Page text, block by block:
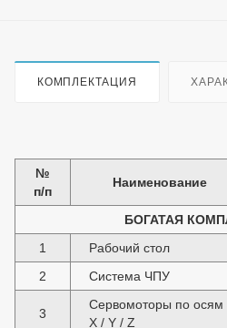
КОМПЛЕКТАЦИЯ
№
п/п
Наименование
БОГАТАЯ
1
Рабочий стол
2
Система ЧПУ
3
Сервомоторы по осям
X / Y / Z